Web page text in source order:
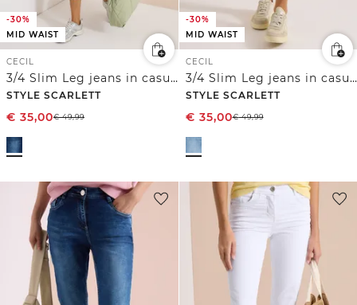
-30%
MID WAIST
CECIL
3/4 Slim Leg jeans in casual fit
STYLE SCARLETT
€ 35,00€49,99
-30%
MID WAIST
CECIL
3/4 Slim Leg jeans in casual fit
STYLE SCARLETT
€ 35,00€49,99